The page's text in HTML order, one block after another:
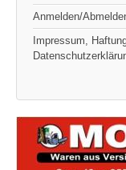
Anmelden/
Impressum,